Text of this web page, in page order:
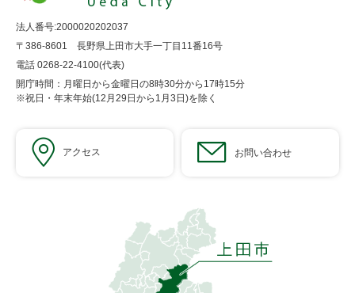
法人番号:2000020202037
〒386-8601 長野県上田市大手一丁目11番16号
電話 0268-22-4100(代表)
開庁時間：月曜日から金曜日の8時30分から17時15分
※祝日・年末年始(12月29日から1月3日)を除く
アクセス お問い合わせ